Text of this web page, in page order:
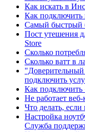
Как искать в
Как подключить
Самый быстрый
Пост утешения
Store
Сколько
Сколько ватт в
подключить
Как
Не работает
Что делать, если
Настройка
Служба